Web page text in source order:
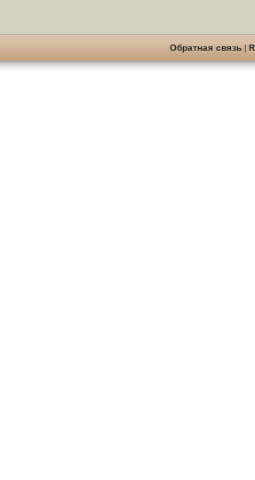
Обратная связь